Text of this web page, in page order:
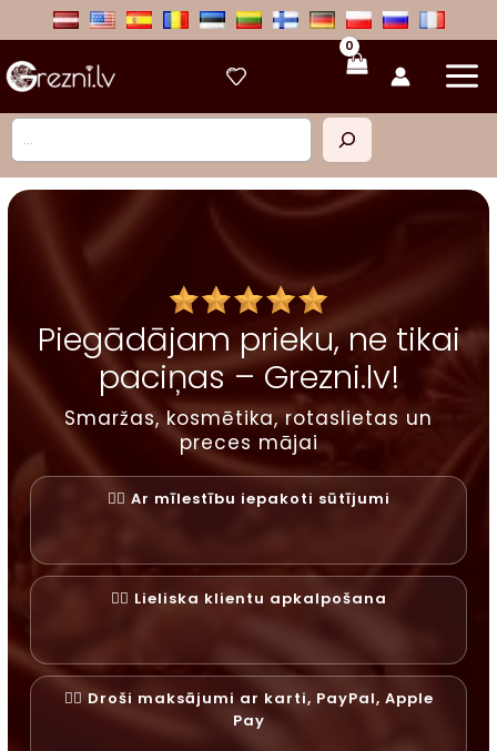
Meklēt
Piegādājam prieku, ne tikai
paciņas – Grezni.lv!
Smaržas, kosmētika, rotaslietas un
preces mājai
✓⃝ Ar mīlestību iepakoti sūtījumi
✓⃝ Lieliska klientu apkalpošana
✓⃝ Droši maksājumi ar karti, PayPal, Apple
Pay